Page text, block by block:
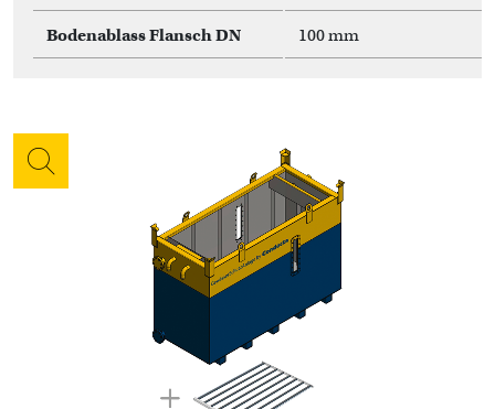
Bodenablass Flansch DN 100 mm